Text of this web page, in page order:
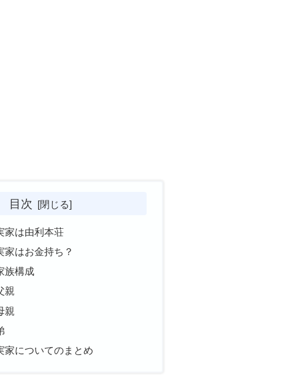
目次
家は由利本荘
家はお金持ち？
族構成
親
親
家についてのまとめ